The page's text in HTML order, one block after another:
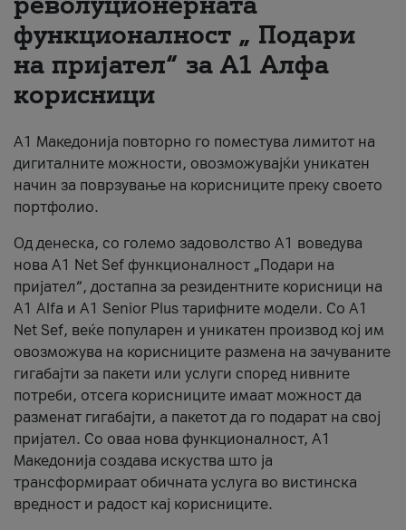
За нас
#ПодобарОнлајн
функционалност „ Подари
на пријател“ за А1 Алфа
корисници
А1 Македонија повторно го поместува лимитот на
дигиталните можности, овозможувајќи уникатен
начин за поврзување на корисниците преку своето
портфолио.
Од денеска, со големо задоволство А1 воведува
нова A1 Net Sef функционалност „Подари на
пријател“, достапна за резидентните корисници на
А1 Alfa и A1 Senior Plus тарифните модели. Со A1
Net Sef, веќе популарен и уникатен производ кој им
овозможува на корисниците размена на зачуваните
гигабајти за пакети или услуги според нивните
потреби, отсега корисниците имаат можност да
разменат гигабајти, а пакетот да го подарат на свој
пријател. Со оваа нова функционалност, А1
Македонија создава искуства што ја
трансформираат обичната услуга во вистинска
вредност и радост кај корисниците.